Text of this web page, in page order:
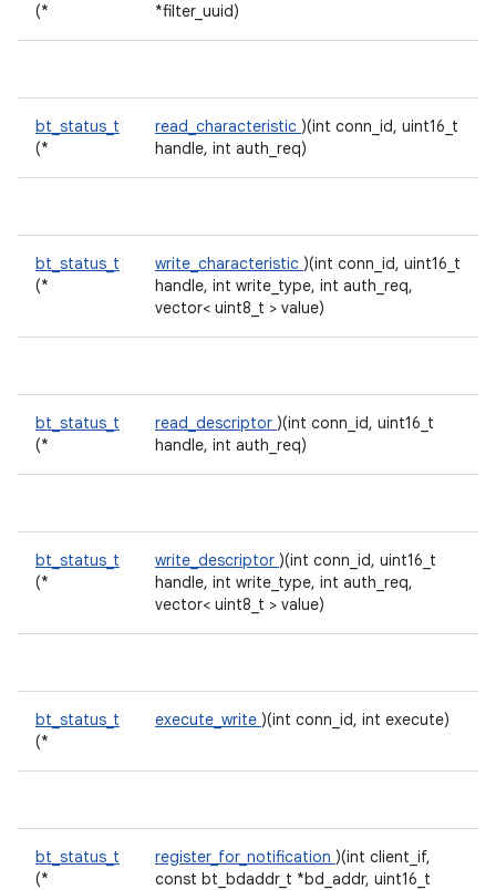
(*
*filter_uuid)
bt_status_t
(*
read_characteristic )(int conn_id, uint16_t
handle, int auth_req)
bt_status_t
(*
write_characteristic )(int conn_id, uint16_t
handle, int write_type, int auth_req,
vector< uint8_t > value)
bt_status_t
(*
read_descriptor )(int conn_id, uint16_t
handle, int auth_req)
bt_status_t
(*
write_descriptor )(int conn_id, uint16_t
handle, int write_type, int auth_req,
vector< uint8_t > value)
bt_status_t
(*
execute_write )(int conn_id, int execute)
bt_status_t
(*
register_for_notification )(int client_if,
const bt_bdaddr_t *bd_addr, uint16_t